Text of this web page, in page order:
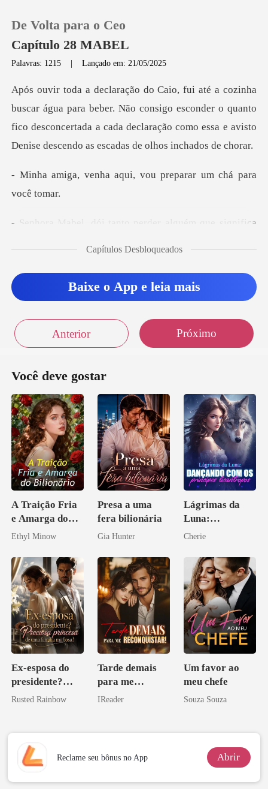
0
Sair
De Volta para o Ceo
Capítulo 28 MABEL
Palavras: 1215 |Lançado em: 21/05/2025
beber. Não consigo esconder o quanto
fico desconcertada a cada declaração
aqui, vou preparar um
tanto perder alguém
Capítulos Desbloqueados
Baixe o App e leia mais
Anterior Próximo
Você deve gostar
A Traição Fria
e Amarga do
Bilionário
Ethyl Minow
Presa a uma
fera bilionária
Gia Hunter
Lágrimas da
Luna:
Dançando com
licantropos
Cherie
Ex-esposa do
presidente?
Preciosa
mafiosa!
Rusted Rainbow
Tarde demais
para me
reconquistar!
IReader
Um favor ao
meu chefe
Souza Souza
Reclame seu bônus no App Abrir